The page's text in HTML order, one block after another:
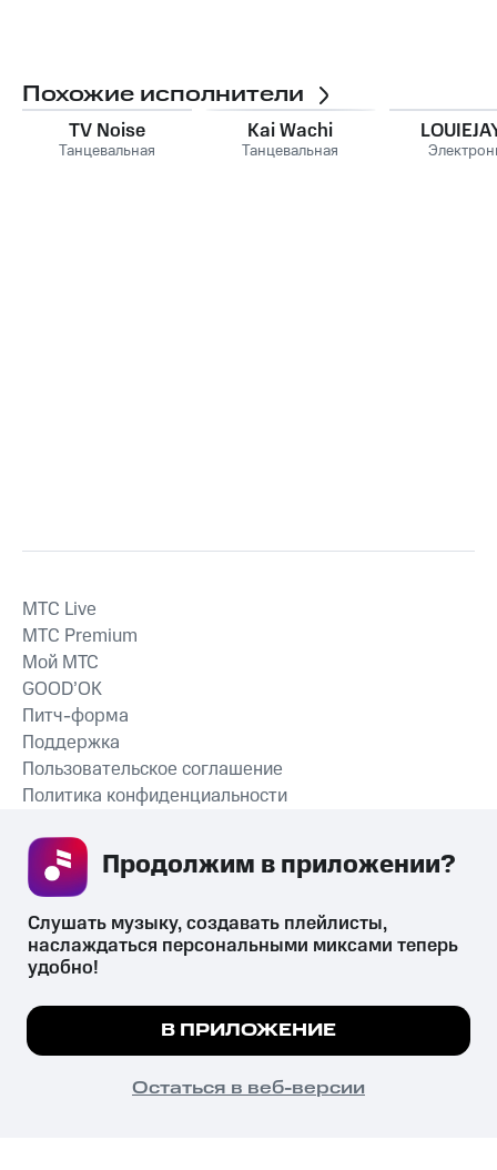
Похожие исполнители
TV Noise
Танцевальная
Kai Wachi
Танцевальная
СКАЧАТЬ ПРИЛОЖЕНИЕ
MTС Live
MTС Premium
Мой МТС
GOOD’OK
Питч-форма
Поддержка
Пользовательское соглашение
Политика конфиденциальности
психотропных веществ, их аналогов причиняет вред здоровью,
их незаконный оборот запрещён и влечёт установленную
законодательством ответственность.
© 2026 ООО «КИОН».
Все права защищены
Мы используем куки, чтобы на сайте все
Подробнее
ПОНЯТНО
Слушать музыку, создавать плейлисты,
наслаждаться персональными миксами теперь
удобно!
В ПРИЛОЖЕНИЕ
Остаться в веб-версии